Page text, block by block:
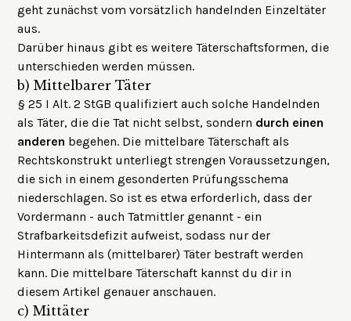
geht zunächst vom vorsätzlich handelnden Einzeltäter
aus.
Darüber hinaus gibt es weitere Täterschaftsformen, die
unterschieden werden müssen.
b) Mittelbarer Täter
§ 25 I Alt. 2 StGB qualifiziert auch solche Handelnden
als Täter, die die Tat nicht selbst, sondern durch einen
anderen begehen. Die mittelbare Täterschaft als
Rechtskonstrukt unterliegt strengen Voraussetzungen,
die sich in einem gesonderten Prüfungsschema
niederschlagen. So ist es etwa erforderlich, dass der
Vordermann - auch Tatmittler genannt - ein
Strafbarkeitsdefizit aufweist, sodass nur der
Hintermann als (mittelbarer) Täter bestraft werden
kann. Die mittelbare Täterschaft kannst du dir in
diesem Artikel genauer anschauen.
c) Mittäter